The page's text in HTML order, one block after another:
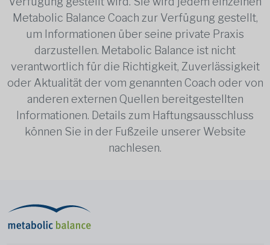
Metabolic Balance Coach zur Verfügung gestellt,
um Informationen über seine private Praxis
darzustellen. Metabolic Balance ist nicht
verantwortlich für die Richtigkeit, Zuverlässigkeit
oder Aktualität der vom genannten Coach oder von
anderen externen Quellen bereitgestellten
Informationen. Details zum Haftungsausschluss
können Sie in der Fußzeile unserer Website
nachlesen.